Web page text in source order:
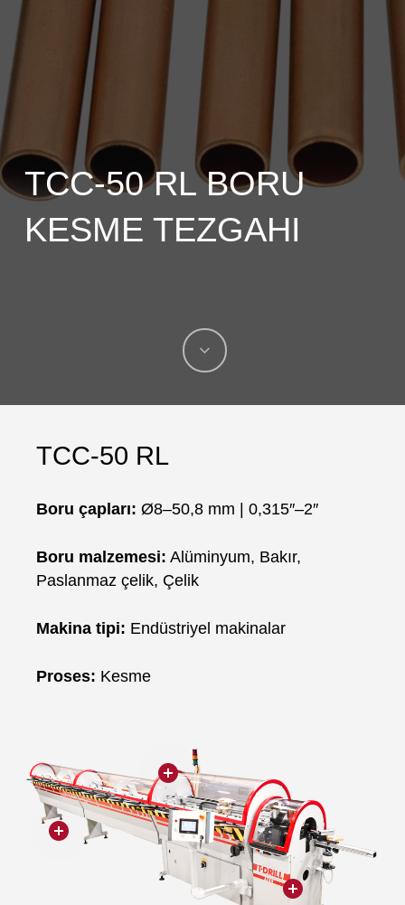
TCC-50 RL BORU
KESME TEZGAHI
TCC-50 RL
Boru çapları: Ø8–50,8 mm | 0,315″–2″
Boru malzemesi: Alüminyum, Bakır,
Paslanmaz çelik, Çelik
Makina tipi: Endüstriyel makinalar
Proses: Kesme